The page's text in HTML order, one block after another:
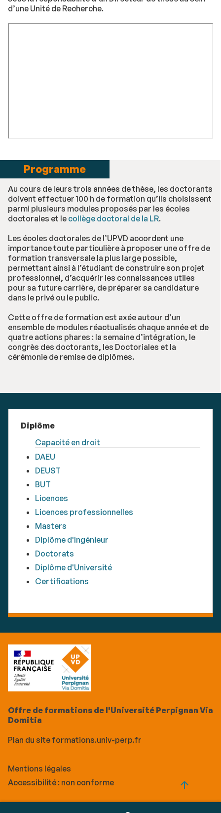
d’une Unité de Recherche.
Programme
Au cours de leurs trois années de thèse, les doctorants
doivent effectuer 100 h de formation qu’ils choisissent
parmi plusieurs modules proposés par les écoles
doctorales et le collège doctoral de la LR.
Les écoles doctorales de l’UPVD accordent une
importance toute particulière à proposer une offre de
formation transversale la plus large possible,
permettant ainsi à l’étudiant de construire son projet
professionnel, d’acquérir les connaissances utiles
pour sa future carrière, de préparer sa candidature
dans le privé ou le public.
Cette offre de formation est axée autour d’un
ensemble de modules réactualisés chaque année et de
quatre actions phares : la semaine d’intégration, le
congrès des doctorants, les Doctoriales et la
cérémonie de remise de diplômes.
Diplôme
Capacité en droit
DAEU
DEUST
BUT
Licences
Licences professionnelles
Masters
Diplôme d'Ingénieur
Doctorats
Diplôme d'Université
Certifications
Offre de formations de l'Université Perpignan Via
Domitia
Plan du site formations.univ-perp.fr
Mentions légales
Accessibilité : non conforme